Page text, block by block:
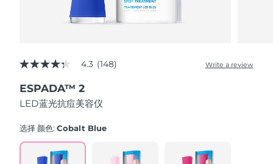
4.3
of
5
stars,
rating
Read
4.3 (148) Write a review
ESPADA™ 2
LED蓝光抗痘美容仪
选择 颜色:Cobalt Blue
关于我们
拉脱维亚 预计送达日期 8/10/26
黎巴嫩
立陶宛
卢森堡 预计送达日期